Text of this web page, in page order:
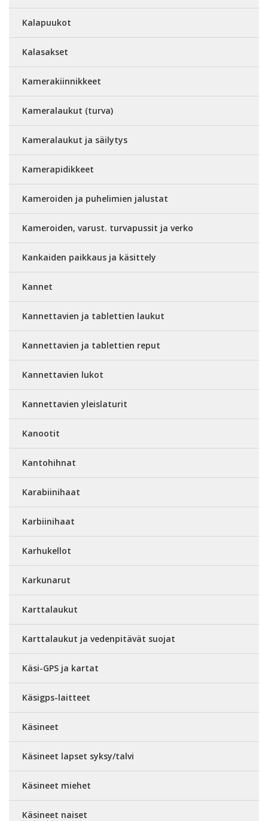
Kalapuukot
Kalasakset
Kamerakiinnikkeet
Kameralaukut (turva)
Kameralaukut ja säilytys
Kamerapidikkeet
Kameroiden ja puhelimien jalustat
Kameroiden, varust. turvapussit ja verko
Kankaiden paikkaus ja käsittely
Kannet
Kannettavien ja tablettien laukut
Kannettavien ja tablettien reput
Kannettavien lukot
Kannettavien yleislaturit
Kanootit
Kantohihnat
Karabiinihaat
Karbiinihaat
Karhukellot
Karkunarut
Karttalaukut
Karttalaukut ja vedenpitävät suojat
Käsi-GPS ja kartat
Käsigps-laitteet
Käsineet
Käsineet lapset syksy/talvi
Käsineet miehet
Käsineet naiset